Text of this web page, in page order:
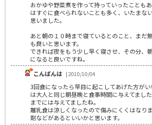
おかゆや野菜煮を作って持っていったことも
はすぐに食べられないことも多く、いたまな
思いました。
あと朝の１０時まで寝ているとのこと、まだ
も良いと思います。
できれば夜をもう少し早く寝させ、その分、
になると良いですね。
こんばんは | 2010/10/04
3回食になったら早目に起こしてあげた方がい
は大人と同じ朝昼晩と食事時間に与えてまし
までには与えてましたね。
離乳食は涼しくなったので傷みにくくはなり
剤などがあるといいかと思います。